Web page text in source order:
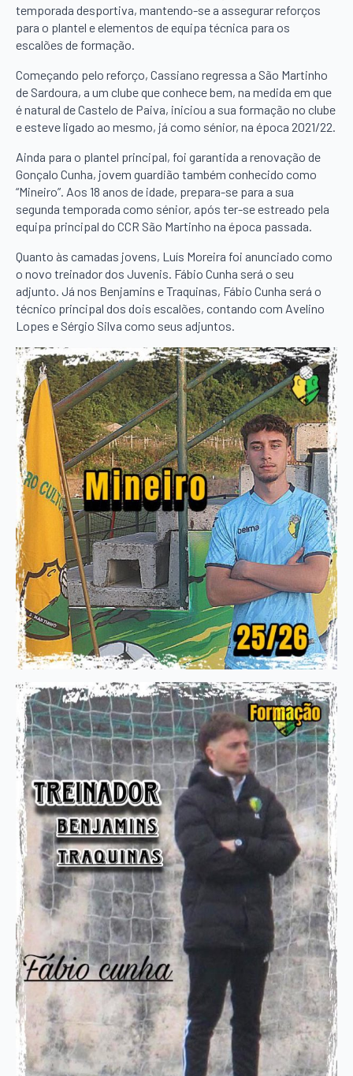
temporada desportiva, mantendo-se a assegurar reforços
para o plantel e elementos de equipa técnica para os
escalões de formação.
Começando pelo reforço, Cassiano regressa a São Martinho
de Sardoura, a um clube que conhece bem, na medida em que
é natural de Castelo de Paiva, iniciou a sua formação no clube
e esteve ligado ao mesmo, já como sénior, na época 2021/22.
Ainda para o plantel principal, foi garantida a renovação de
Gonçalo Cunha, jovem guardião também conhecido como
“Mineiro”. Aos 18 anos de idade, prepara-se para a sua
segunda temporada como sénior, após ter-se estreado pela
equipa principal do CCR São Martinho na época passada.
Quanto às camadas jovens, Luís Moreira foi anunciado como
o novo treinador dos Juvenis. Fábio Cunha será o seu
adjunto. Já nos Benjamins e Traquinas, Fábio Cunha será o
técnico principal dos dois escalões, contando com Avelino
Lopes e Sérgio Silva como seus adjuntos.